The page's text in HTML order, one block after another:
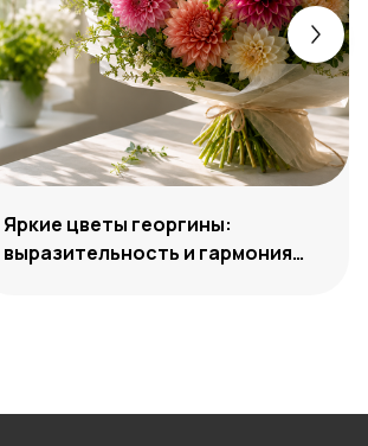
Яркие цветы георгины:
выразительность и гармония